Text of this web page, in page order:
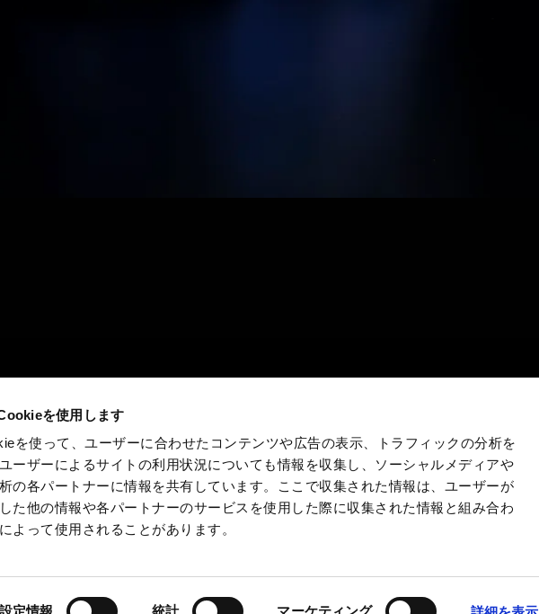
を使用します
を使って、ユーザーに合わせたコンテンツや広告の表示、トラフィックの分析を
ーザーによるサイトの利用状況についても情報を収集し、ソーシャルメディアや
の各パートナーに情報を共有しています。ここで収集された情報は、ユーザーが
た他の情報や各パートナーのサービスを使用した際に収集された情報と組み合わ
よって使用されることがあります。
設定情報 統計 マーケティング